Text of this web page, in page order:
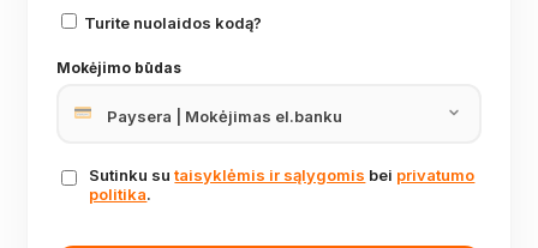
Turite nuolaidos kodą?
Mokėjimo būdas
Sutinku sutaisyklėmis ir sąlygomis bei privatumo
politika.